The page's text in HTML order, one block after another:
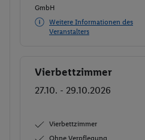
GmbH
Weitere Informationen des
Veranstalters
Buchen
Vierbettzimmer
27.10. - 29.10.2026
Vierbettzimmer
Ohne Verpflegung